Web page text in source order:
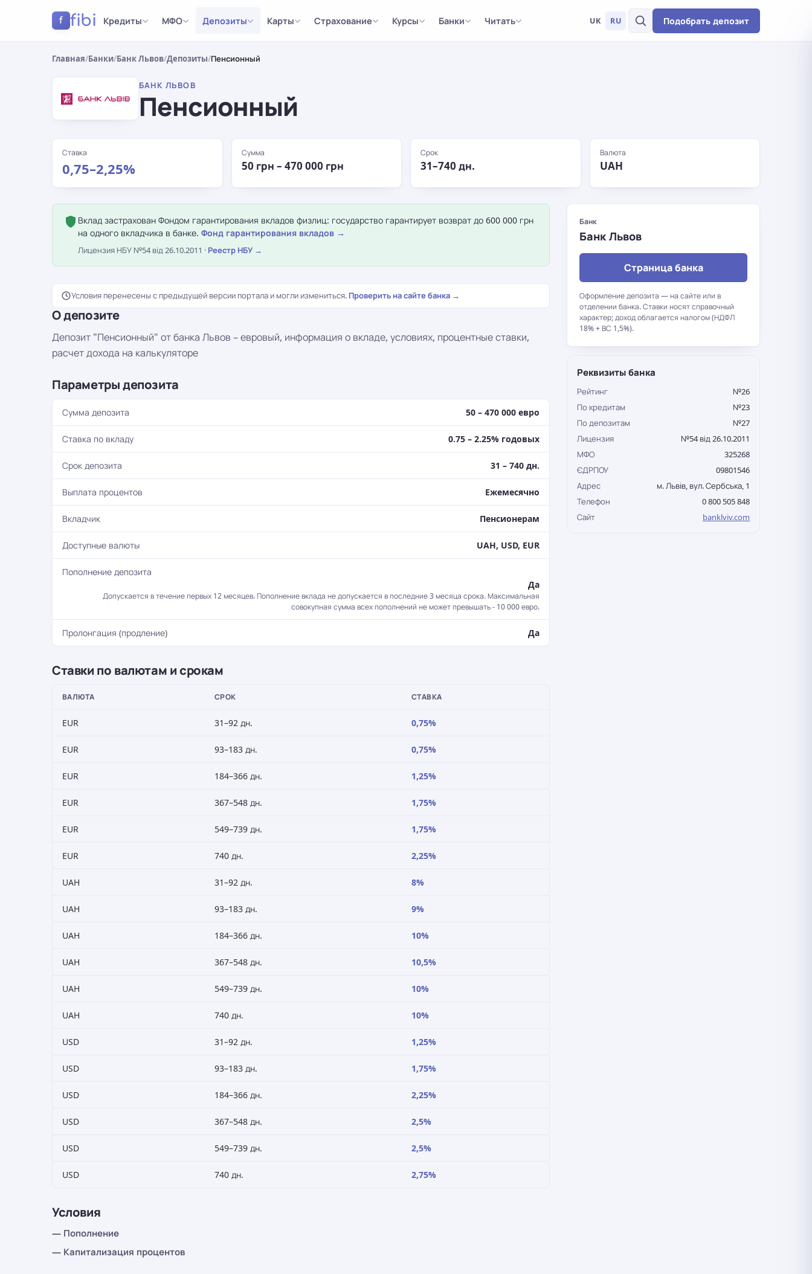
f fibi Кредиты МФО Депозиты Карты Страхование Курсы Банки Читать UK RU Подобрать депозит
Главная/Банки/Банк Львов/Депозиты/Пенсионный
БАНК ЛЬВОВ
Пенсионный
Ставка
0,75–2,25%
Сумма
50 грн – 470 000 грн
Срок
31–740 дн.
Валюта
UAH
Вклад застрахован Фондом гарантирования вкладов физлиц: государство гарантирует возврат до 600 000 грн
на одного вкладчика в банке. Фонд гарантирования вкладов →
Лицензия НБУ №54 від 26.10.2011 · Реестр НБУ →
Условия перенесены с предыдущей версии портала и могли измениться. Проверить на сайте банка →
О депозите
Депозит "Пенсионный" от банка Львов – евровый, информация о вкладе, условиях, процентные ставки,
расчет дохода на калькуляторе
Параметры депозита
Сумма депозита 50 – 470 000 евро
Ставка по вкладу 0.75 – 2.25% годовых
Срок депозита 31 – 740 дн.
Выплата процентов Ежемесячно
Вкладчик Пенсионерам
Доступные валюты UAH, USD, EUR
Пополнение депозита
Да
Допускается в течение первых 12 месяцев. Пополнение вклада не допускается в последние 3 месяца срока. Максимальная
совокупная сумма всех пополнений не может превышать - 10 000 евро.
Пролонгация (продление) Да
Ставки по валютам и срокам
ВАЛЮТА СРОК СТАВКА
EUR 31–92 дн. 0,75%
EUR 93–183 дн. 0,75%
EUR 184–366 дн. 1,25%
EUR 367–548 дн. 1,75%
EUR 549–739 дн. 1,75%
EUR 740 дн. 2,25%
UAH 31–92 дн. 8%
UAH 93–183 дн. 9%
UAH 184–366 дн. 10%
UAH 367–548 дн. 10,5%
UAH 549–739 дн. 10%
UAH 740 дн. 10%
USD 31–92 дн. 1,25%
USD 93–183 дн. 1,75%
USD 184–366 дн. 2,25%
USD 367–548 дн. 2,5%
USD 549–739 дн. 2,5%
USD 740 дн. 2,75%
Условия
— Пополнение
— Капитализация процентов
Банк
Банк Львов
Страница банка
Оформление депозита — на сайте или в
отделении банка. Ставки носят справочный
характер; доход облагается налогом (НДФЛ
18% + ВС 1,5%).
Реквизиты банка
Рейтинг
№26
По кредитам
№23
По депозитам
№27
Лицензия
№54 від 26.10.2011
МФО
325268
ЄДРПОУ
09801546
Адрес
м. Львiв, вул. Сербська, 1
Телефон
0 800 505 848
Сайт
banklviv.com